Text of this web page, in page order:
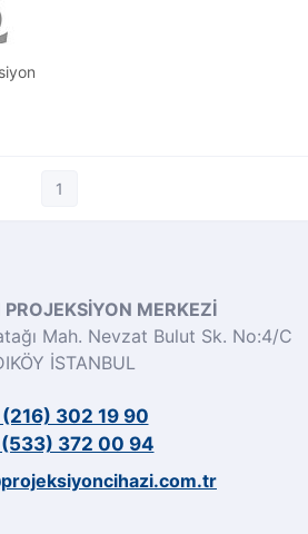
1
MERKEZİ
Mah. Nevzat Bulut Sk. No:4/C
İSTANBUL
302 19 90
372 00 94